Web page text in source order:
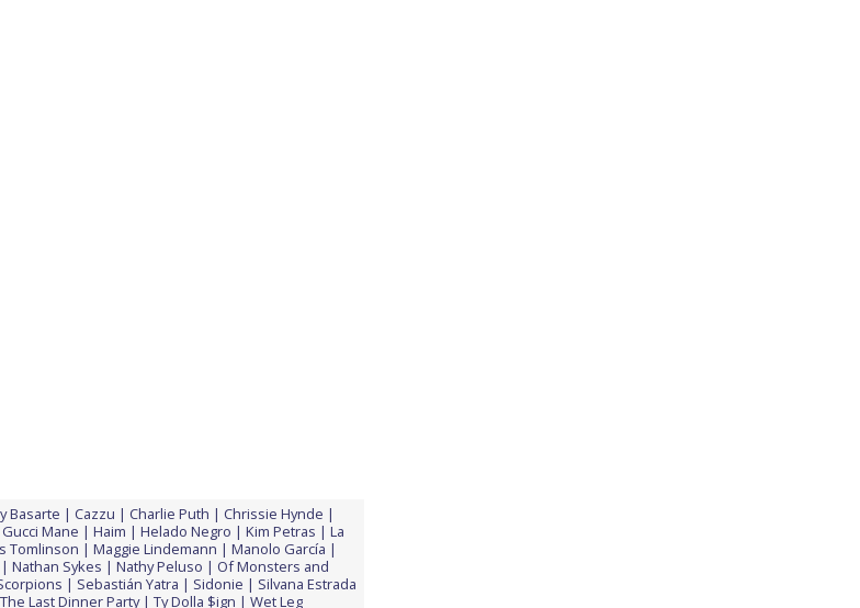
Basarte Cazzu Charlie Puth
Chrissie Hynde
Gucci Mane Haim Helado Negro Kim Petras
La
Tomlinson Maggie Lindemann
Manolo García
Nathan Sykes Nathy Peluso
Of Monsters and
Sebastián Yatra Sidonie
Silvana Estrada
The Last Dinner Party Ty Dolla $ign Wet Leg